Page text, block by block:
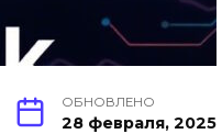
ОБНОВЛЕНО
28 февраля, 2025